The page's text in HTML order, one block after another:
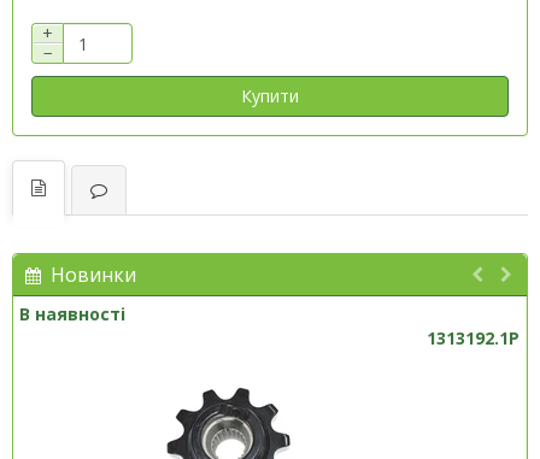
+
−
Купити
Новинки
В наявності
1313192.1P